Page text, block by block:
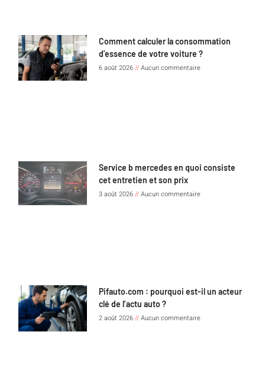
Comment calculer la consommation
d’essence de votre voiture ?
6 août 2026 Aucun commentaire
Service b mercedes en quoi consiste
cet entretien et son prix
3 août 2026 Aucun commentaire
Pifauto.com : pourquoi est-il un acteur
clé de l’actu auto ?
2 août 2026 Aucun commentaire